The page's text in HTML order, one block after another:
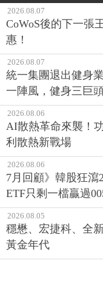
2026.08.07
CoWoS後的下一張
惠！
2026.08.07
統一集團退出健身
一陣風，健身三巨
2026.08.06
AI散熱革命來襲！
利散熱新戰場
2026.08.06
7月回顧》韓股狂瀉
ETF只剩一檔贏過
2026.08.05
穩懋、宏捷科、全
黃金年代